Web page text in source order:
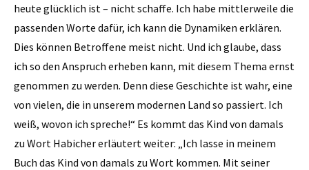
heute glücklich ist – nicht schaffe. Ich habe mittlerweile die
passenden Worte dafür, ich kann die Dynamiken erklären.
Dies können Betroffene meist nicht. Und ich glaube, dass
ich so den Anspruch erheben kann, mit diesem Thema ernst
genommen zu werden. Denn diese Geschichte ist wahr, eine
von vielen, die in unserem modernen Land so passiert. Ich
weiß, wovon ich spreche!“ Es kommt das Kind von damals
zu Wort Habicher erläutert weiter: „Ich lasse in meinem
Buch das Kind von damals zu Wort kommen. Mit seiner